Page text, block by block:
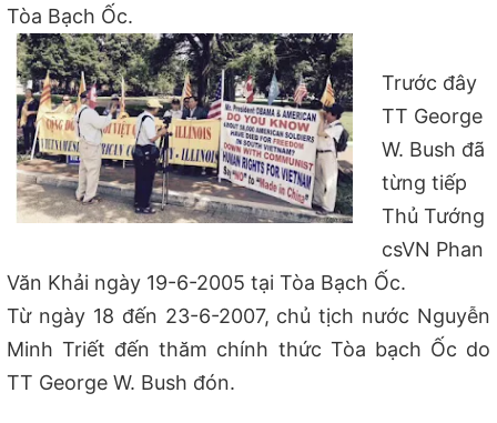
Tòa Bạch Ốc.
Trước đây
TT George
W. Bush đã
từng tiếp
Thủ Tướng
csVN Phan
Văn Khải ngày 19-6-2005 tại Tòa Bạch Ốc.
Từ ngày 18 đến 23-6-2007, chủ tịch nước Nguyễn
Minh Triết đến thăm chính thức Tòa bạch Ốc do
TT George W. Bush đón.